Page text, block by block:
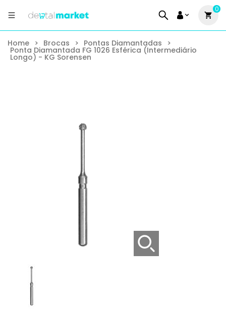
0
Home > Brocas > Pontas Diamantadas >
Ponta Diamantada FG 1026 Esférica (Intermediário
Longo) - KG Sorensen